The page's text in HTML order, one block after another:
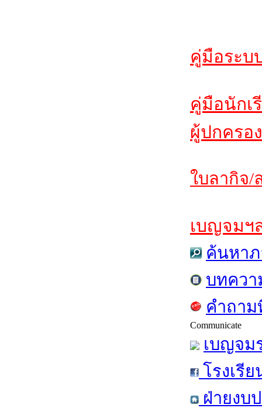
คู่มือระบ
คู่มือนักเ
ผู้ปกครอ
ใบลากิจ/
เบญจมฯ
ค้นหาภ
บทควา
คำถา
Communicate
เบญจม
โรงเรี
ฝ่ายงบ